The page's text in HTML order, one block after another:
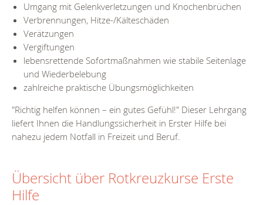
Umgang mit Gelenkverletzungen und Knochenbrüchen
Verbrennungen, Hitze-/Kälteschäden
Verätzungen
Vergiftungen
lebensrettende Sofortmaßnahmen wie stabile Seitenlage
und Wiederbelebung
zahlreiche praktische Übungsmöglichkeiten
"Richtig helfen können – ein gutes Gefühl!" Dieser Lehrgang
liefert Ihnen die Handlungssicherheit in Erster Hilfe bei
nahezu jedem Notfall in Freizeit und Beruf.
Übersicht über Rotkreuzkurse Erste
Hilfe